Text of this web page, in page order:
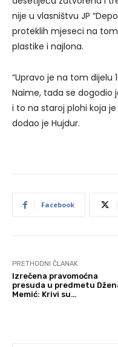
nije u vlasništvu JP
proteklih mjeseci na
plastike i najlona.
“Upravo je na tom dijelu
Naime, tada se dogodio
i to na staroj plohi koja
dodao je Hujdur.
Facebook
PRETHODNI ČLANAK
Izrečena pravomoćna
presuda u predmetu
Memić: Krivi su…